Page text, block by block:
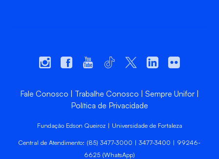
Fale Conosco Trabalhe Conosco
Sempre Unifor
Política de Privacidade
Fundação Edson Queiroz | Universidade de Fortaleza
Central de Atendimento: (85) 3477-3000 | 3477-3400 | 99246-
6625 (WhatsApp)